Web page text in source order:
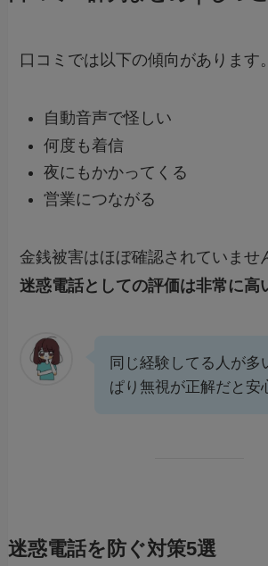
口コミでは以下の傾向があります。
自動音声で怪しい
何度も着信
夜にもかかってくる
営業につながる
金銭被害はほぼ確認されていませ
迷惑電話としての評価は非常に高
同じ経験してる人が多
ぱり無視が正解だと安
迷惑電話を防ぐ対策5選